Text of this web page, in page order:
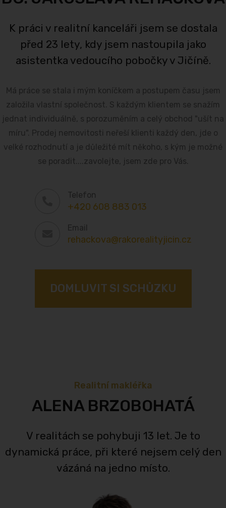
K práci v realitní kanceláři jsem se dostala
před 23 lety, kdy jsem nastoupila jako
asistentka vedoucího pobočky v Jičíně.
Má práce se stala i mým koníčkem a postupem času jsem
založila vlastní společnost. S každým klientem se snažím
jednat individuálně, s porozuměním a celý obchod "ušít na
míru". Prodej nemovitosti neřeší klienti každý den, jde o
velké rozhodnutí a je důležité mít někoho, s kým je možné
se poradit....zavolejte, jsem zde pro Vás.
Telefon
+420 608 883 013
Email
rehackova@rakorealityjicin.cz
DOMLUVIT SI SCHŮZKU
Realitní makléřka
ALENA BRZOBOHATÁ
V realitách se pohybuji 13 let. Je to
dynamická práce, při které nejsem celý den
vázáná na jedno místo.